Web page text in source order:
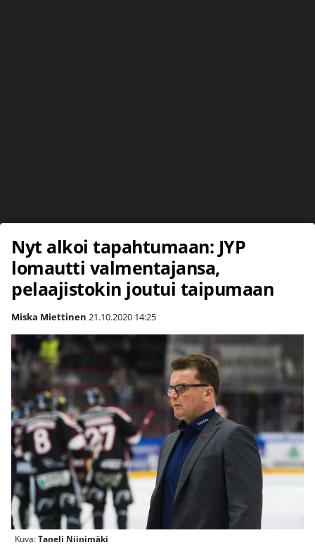
Nyt alkoi tapahtumaan: JYP
lomautti valmentajansa,
pelaajistokin joutui taipumaan
Miska Miettinen 21.10.2020 14:25
Kuva:Taneli Niinimäki